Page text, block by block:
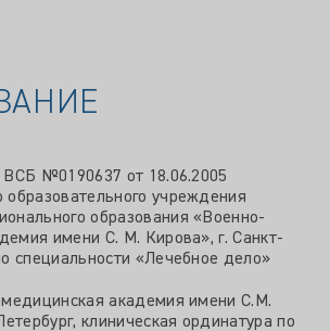
№0190637 от 18.06.2005
образовательного учреждения
образования «Военно-
имени С. М. Кирова», г. Санкт-
специальности «Лечебное дело»
академия имени С.М.
клиническая ординатура по